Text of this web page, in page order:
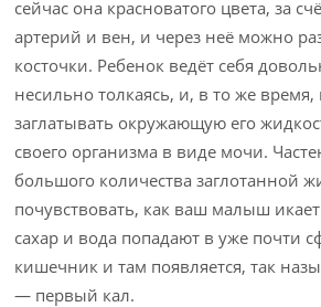
сейчас она красноватого цвета, за
артерий и вен, и через неё можно
косточки. Ребенок ведёт себя
несильно толкаясь, и, в то же
заглатывать окружающую его
своего организма в виде мочи.
большого количества заглотанной
почувствовать, как ваш малыш
сахар и вода попадают в уже почти
кишечник и там появляется, так
— первый кал.